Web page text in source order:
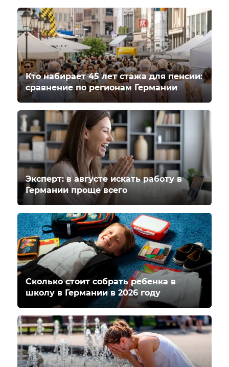
Кто набирает 45 лет стажа для пенсии:
сравнение по регионам Германии
Эксперт: в августе искать работу в
Германии проще всего
Сколько стоит собрать ребенка в
школу в Германии в 2026 году